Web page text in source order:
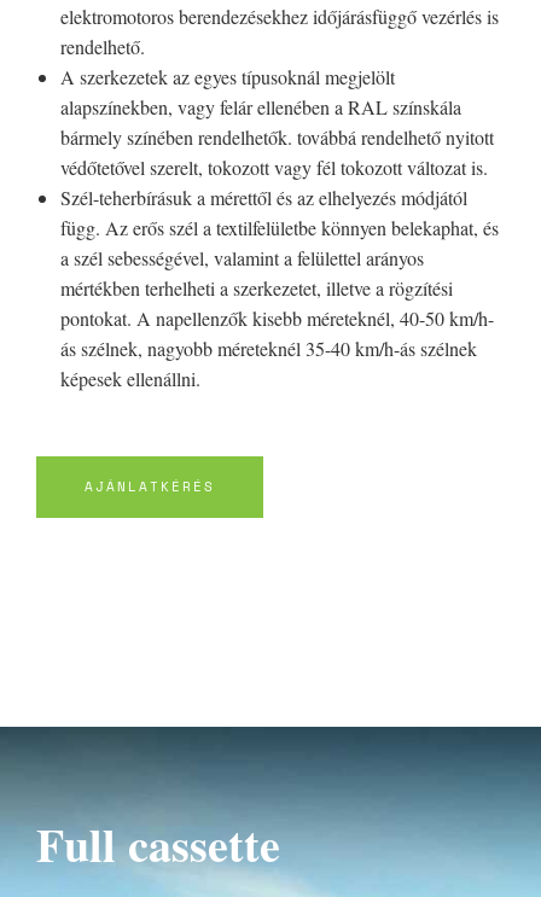
elektromotoros berendezésekhez időjárásfüggő vezérlés is
rendelhető.
A szerkezetek az egyes típusoknál megjelölt
alapszínekben, vagy felár ellenében a RAL színskála
bármely színében rendelhetők. továbbá rendelhető nyitott
védőtetővel szerelt, tokozott vagy fél tokozott változat is.
Szél-teherbírásuk a mérettől és az elhelyezés módjától
függ. Az erős szél a textilfelületbe könnyen belekaphat, és
a szél sebességével, valamint a felülettel arányos
mértékben terhelheti a szerkezetet, illetve a rögzítési
pontokat. A napellenzők kisebb méreteknél, 40-50 km/h-
ás szélnek, nagyobb méreteknél 35-40 km/h-ás szélnek
képesek ellenállni.
AJÁNLATKÉRÉS
Full cassette